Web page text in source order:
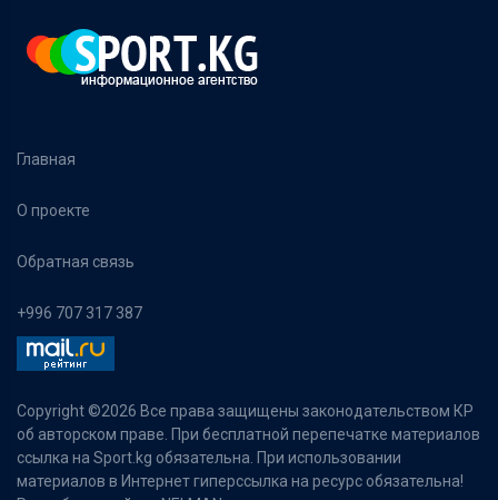
Главная
О проекте
Обратная связь
+996 707 317 387
Copyright ©2026 Все права защищены законодательством КР
об авторском праве. При бесплатной перепечатке материалов
ссылка на Sport.kg обязательна. При использовании
материалов в Интернет гиперссылка на ресурс обязательна!